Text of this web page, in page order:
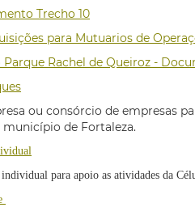
Trecho 10
para Mutuarios de
Parque Rachel de Queiroz -
ou consórcio de empresas
de Fortaleza.
para apoio as atividades da